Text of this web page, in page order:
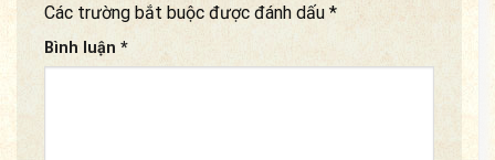
Các trường bắt buộc được đánh dấu *
Bình luận *